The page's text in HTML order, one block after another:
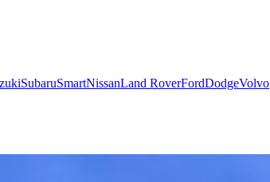
SubaruSmartNissanLand RoverFordDodgeVolvo